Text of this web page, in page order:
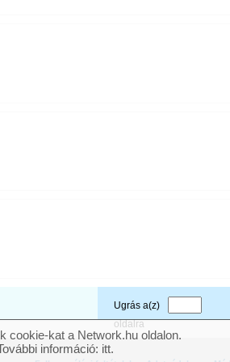
Ugrás a(z)
oldalra
cookie-kat a Network.hu oldalon.
információ: itt.